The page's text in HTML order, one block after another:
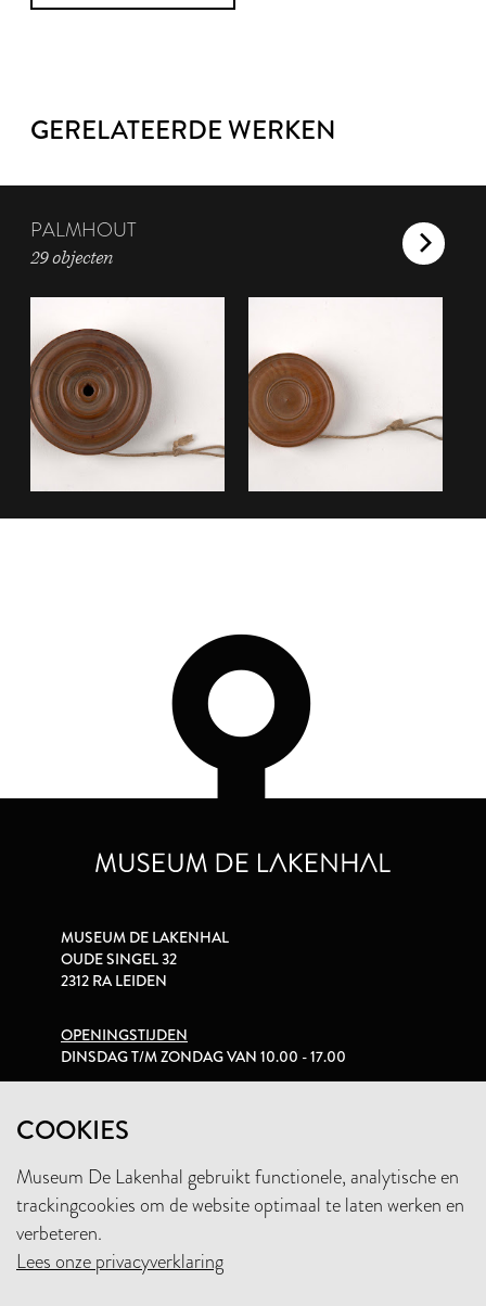
GERELATEERDE WERKEN
PALMHOUT
29 objecten
COOKIES
Museum De Lakenhal gebruikt functionele, analytische en
trackingcookies om de website optimaal te laten werken en
verbeteren.
Lees onze privacyverklaring
MUSEUM DE LAKENHAL
OUDE SINGEL 32
2312 RA LEIDEN
OPENINGSTIJDEN
DINSDAG T/M ZONDAG VAN 10.00 - 17.00
+31 (0)71 5165360
INFO@LAKENHAL.NL
STEUN HET MUSEUM